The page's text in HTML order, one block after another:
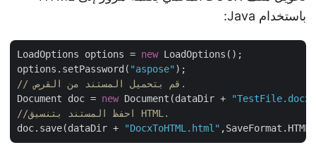
باستخدام Java:
LoadOptions options = new LoadOptions();
options.setPassword("aspose"
Document doc = new Document(dataDir +
//احفظ المستند بتنسيق HTML.
doc.save(dataDir + "DocxToHTML.html"